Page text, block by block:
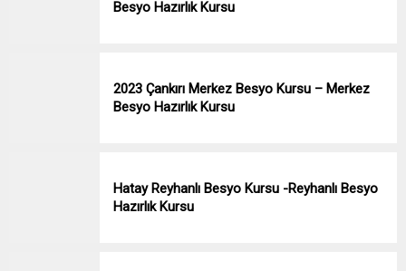
Besyo Hazırlık Kursu
2023 Çankırı Merkez Besyo Kursu – Merkez
Besyo Hazırlık Kursu
Hatay Reyhanlı Besyo Kursu -Reyhanlı Besyo
Hazırlık Kursu